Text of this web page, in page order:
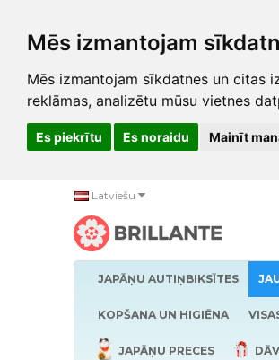
Mēs izmantojam
Mēs izmantojam sīkdatnes un citas
reklāmas, analizētu mūsu vietnes
Es piekrītu Es noraidu Mainīt
Latviešu
JAPĀŅU AUTIŅBIKSĪTES
KOPŠANA UN HIGIĒNA
JAPĀŅU PRECES